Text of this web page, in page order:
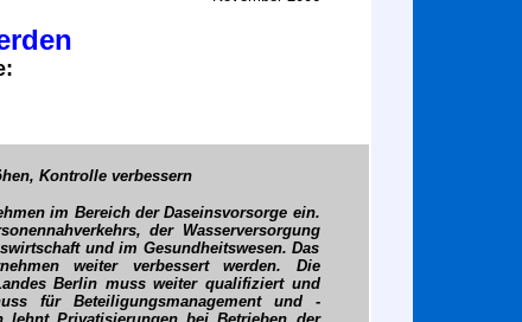
Kontrolle verbessern
im Bereich der Daseinsvorsorge ein.
der Wasserversorgung
und im Gesundheitswesen. Das
weiter verbessert werden. Die
Berlin muss weiter qualifiziert und
für Beteiligungsmanagement und -